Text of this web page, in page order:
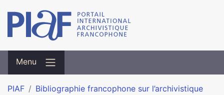
Menu
PIAF
Bibliographie francophone sur l’archivistique